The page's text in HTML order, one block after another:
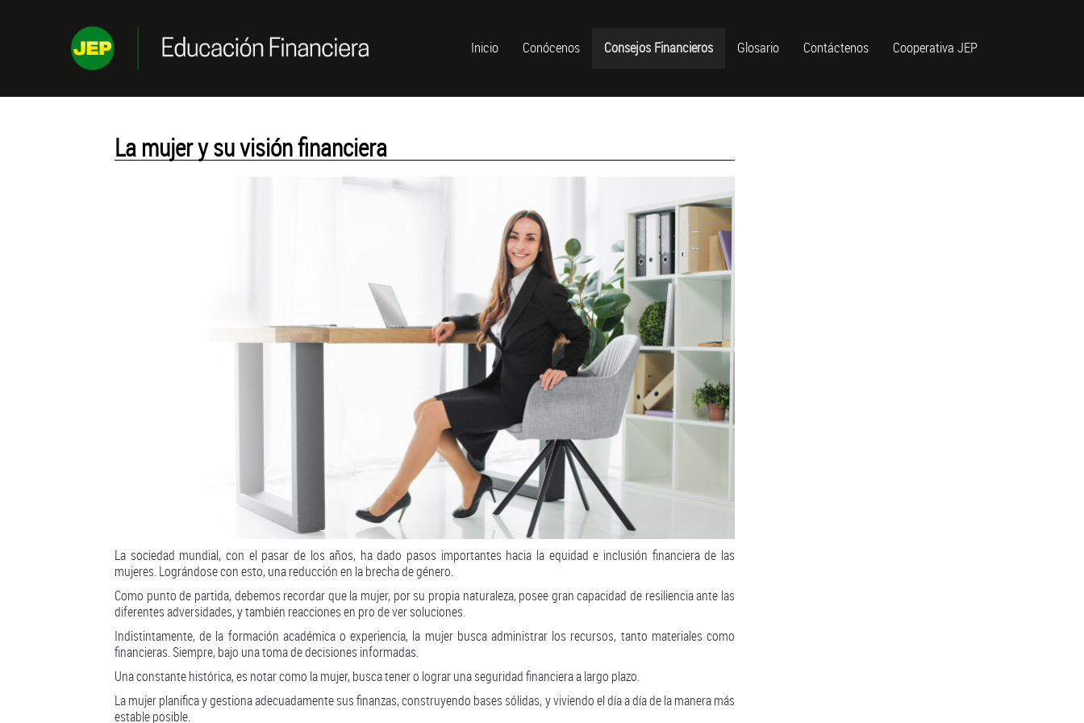
Inicio Conócenos Consejos Financieros Glosario Contáctenos Cooperativa JEP
La mujer y su visión financiera
La sociedad mundial, con el pasar de los años, ha dado pasos importantes hacia la equidad e inclusión financiera de las
mujeres. Lográndose con esto, una reducción en la brecha de género.
Como punto de partida, debemos recordar que la mujer, por su propia naturaleza, posee gran capacidad de resiliencia ante las
diferentes adversidades, y también reacciones en pro de ver soluciones.
Indistintamente, de la formación académica o experiencia, la mujer busca administrar los recursos, tanto materiales como
financieras. Siempre, bajo una toma de decisiones informadas.
Una constante histórica, es notar como la mujer, busca tener o lograr una seguridad financiera a largo plazo.
La mujer planifica y gestiona adecuadamente sus finanzas, construyendo bases sólidas, y viviendo el día a día de la manera más
estable posible.